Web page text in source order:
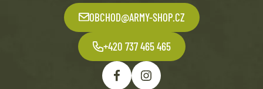
OBCHOD@ARMY-SHOP.CZ
+420 737 465 465